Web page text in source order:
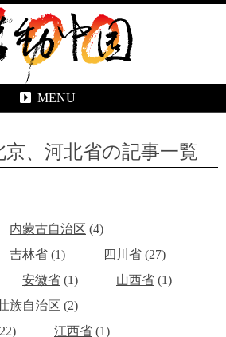
MENU
京、河北省の記事一覧
内蒙古自治区 (4)
吉林省 (1) 四川省 (27)
安徽省 (1) 山西省 (1)
族自治区 (2)
江西省 (1)